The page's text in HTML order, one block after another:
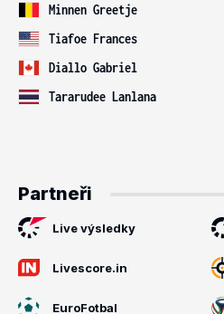
Minnen Greetje
Tiafoe Frances
Diallo Gabriel
Tararudee Lanlana
Partneři
Live výsledky
Livescore.in
EuroFotbal